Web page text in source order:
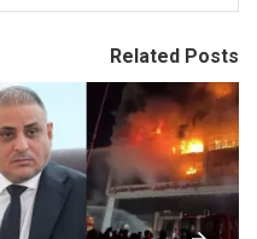
Related Posts